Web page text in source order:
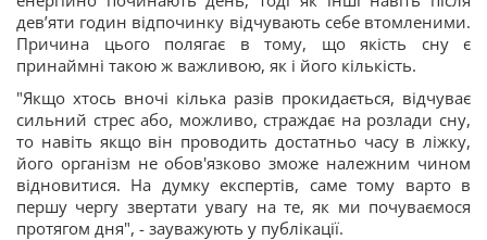
девʼяти годин відпочинку відчувають себе втомленими.
Причина цього полягає в тому, що якість сну є
принаймні такою ж важливою, як і його кількість.
"Якщо хтось вночі кілька разів прокидається, відчуває
сильний стрес або, можливо, страждає на розлади сну,
то навіть якщо він проводить достатньо часу в ліжку,
його організм не обов'язково зможе належним чином
відновитися. На думку експертів, саме тому варто в
першу чергу звертати увагу на те, як ми почуваємося
протягом дня", - зауважують у публікації.